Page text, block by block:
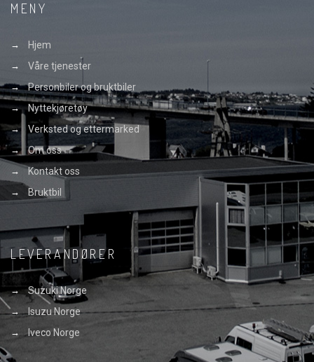
MENY
Hjem
Våre tjenester
Personbiler og bruktbiler
Nyttekjøretøy
Verksted og ettermarked
Om oss
Kontakt oss
Bruktbil
LEVERANDØRER
Suzuki Norge
Isuzu Norge
Iveco Norge